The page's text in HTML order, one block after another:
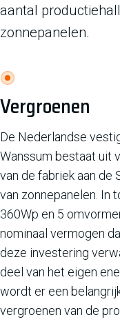
aantal
zonnepanelen.
Vergroenen
De Nederlandse
Wanssum bestaat uit
van de fabriek aan de
van zonnepanelen. In
360Wp en 5
nominaal vermogen
deze investering
deel van het eigen
wordt er een
vergroenen van de